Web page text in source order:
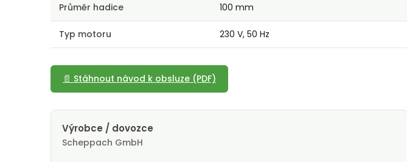
Průměr hadice 100 mm
Typ motoru 230 V, 50 Hz
📄 Stáhnout návod k obsluze (PDF)
Výrobce / dovozce
Scheppach GmbH